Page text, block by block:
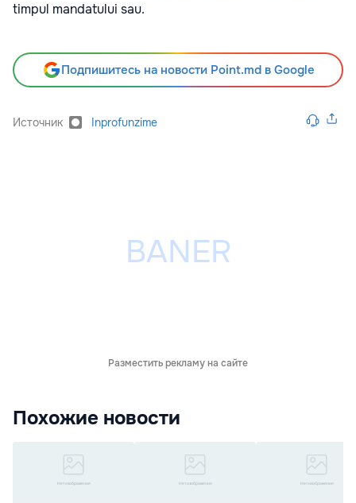
timpul mandatului sau.
Подпишитесь на новости Point.md в Google
Источник Inprofunzime
Разместить рекламу на сайте
Похожие новости